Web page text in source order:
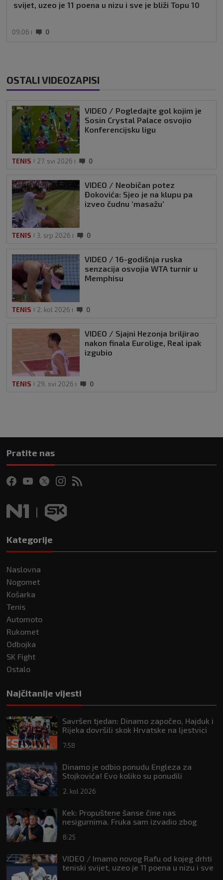
svijet, uzeo je 11 poena u nizu i sve je bliži Topu 10
09:06 0
OSTALI VIDEOZAPISI
VIDEO / Pogledajte gol kojim je
Sosin Crystal Palace osvojio
Konferencijsku ligu
TENIS 27. svi 2026 0
VIDEO / Neobičan potez
Đokovića: Sjeo je na klupu pa
izveo čudnu ‘masažu’
TENIS 3. srp 2026 0
VIDEO / 16-godišnja ruska
senzacija osvojia WTA turnir u
Memphisu
TENIS 2. kol 2026 0
VIDEO / Sjajni Hezonja briljirao
nakon finala Eurolige, Real ipak
izgubio
TENIS 29. svi 2026 0
Pratite nas
Kategorije
Naslovna
Nogomet
Košarka
Tenis
Automoto
Rukomet
Odbojka
SK Fight
Ostalo
Najčitanije vijesti
Savršen tjedan: Dinamo započeo, Hajduk i
Rijeka dovršili skok Hrvatske na ljestvici
7:58
Dinamo je odbio ponudu Engleza za
Stojkovića! Evo koliko su ponudili
2. kol 2026
Kek: Propuštene šanse čine nas
nesigurnima. Fruka sam izvadio zbog
8:25
VIDEO / Imamo novog Rafu od kojeg drhti
teniski svijet, uzeo je 11 poena u nizu i sve